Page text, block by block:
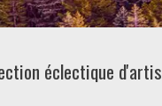
éclectique